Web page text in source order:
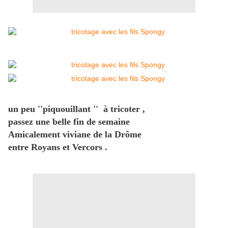
un peu ''piquouillant '' à tricoter ,
passez une belle fin de semaine
Amicalement viviane de la Drôme
entre Royans et Vercors .